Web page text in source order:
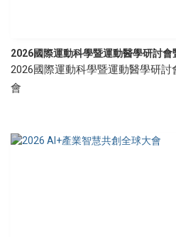
2026國際運動科學暨運動醫學研討
2026國際運動科學暨運動醫學研
會